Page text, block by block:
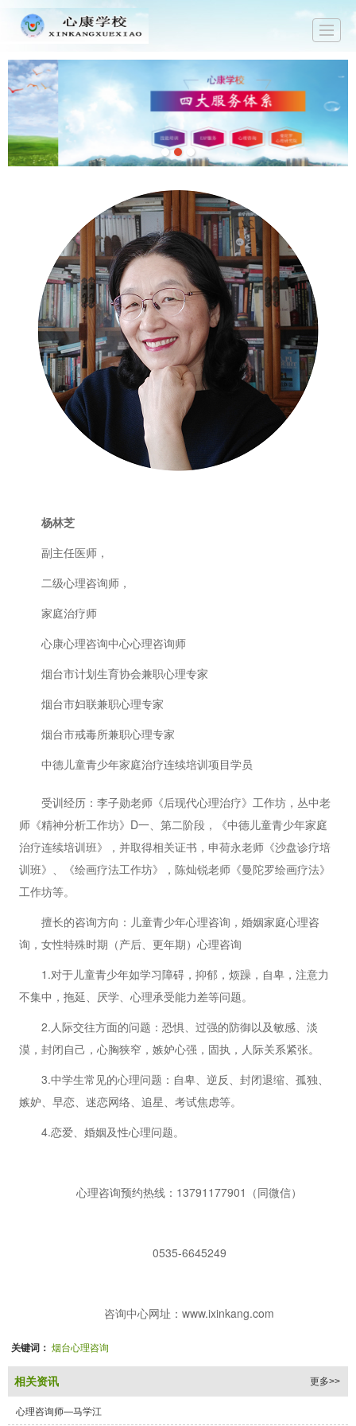
首页 心理咨询
杨林芝
副主任医师，
二级心理咨询师，
家庭治疗师
心康心理咨询中心心理咨询师
烟台市计划生育协会兼职心理专家
烟台市妇联兼职心理专家
烟台市戒毒所兼职心理专家
中德儿童青少年家庭治疗连续培训项目学员
受训经历：李子勋老师《后现代心理治疗》工作坊，丛中老
师《精神分析工作坊》D一、第二阶段，《中德儿童青少年家庭
治疗连续培训班》，并取得相关证书，申荷永老师《沙盘诊疗培
训班》、《绘画疗法工作坊》，陈灿锐老师《曼陀罗绘画疗法》
工作坊等。
擅长的咨询方向：儿童青少年心理咨询，婚姻家庭心理咨
询，女性特殊时期（产后、更年期）心理咨询
1.对于儿童青少年如学习障碍，抑郁，烦躁，自卑，注意力
不集中，拖延、厌学、心理承受能力差等问题。
2.人际交往方面的问题：恐惧、过强的防御以及敏感、淡
漠，封闭自己，心胸狭窄，嫉妒心强，固执，人际关系紧张。
3.中学生常见的心理问题：自卑、逆反、封闭退缩、孤独、
嫉妒、早恋、迷恋网络、追星、考试焦虑等。
4.恋爱、婚姻及性心理问题。
心理咨询预约热线：13791177901（同微信）
0535-6645249
咨询中心网址：www.ixinkang.com
关键词：烟台心理咨询
相关资讯 更多>>
心理咨询师—马学江